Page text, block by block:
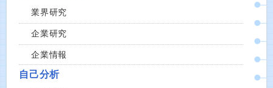
業界研究
企業研究
企業情報
自己分析